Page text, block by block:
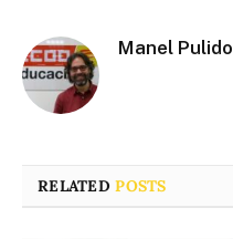
Manel Pulido
RELATEDPOSTS